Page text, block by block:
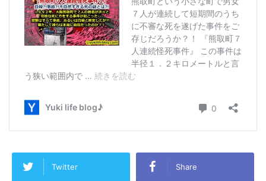
Twitter Share